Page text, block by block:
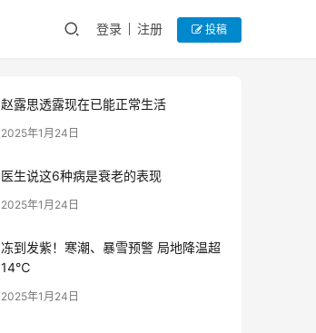
登录 注册 投稿
赵露思透露现在已能正常生活
2025年1月24日
医生说这6种病是衰老的表现
2025年1月24日
冻到发紫！寒潮、暴雪预警 局地降温超
14℃
2025年1月24日